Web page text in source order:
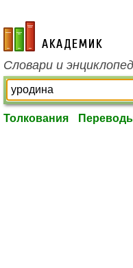
academic.ru
Словари и
Толкования